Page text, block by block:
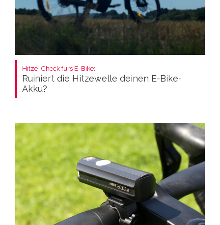
Hitze-Check fürs E-Bike:
Ruiniert die Hitzewelle deinen E-Bike-
Akku?